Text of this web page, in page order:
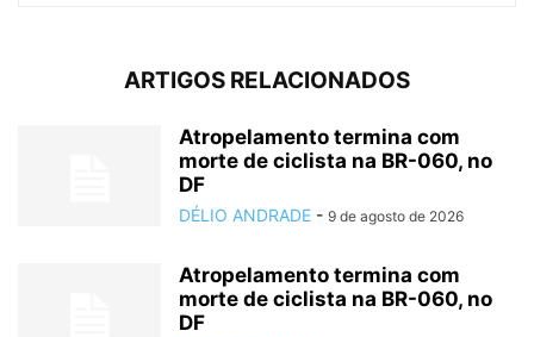
ARTIGOS RELACIONADOS
Atropelamento termina com
morte de ciclista na BR-060, no
DF
DÉLIO ANDRADE - 9 de agosto de 2026
Atropelamento termina com
morte de ciclista na BR-060, no
DF